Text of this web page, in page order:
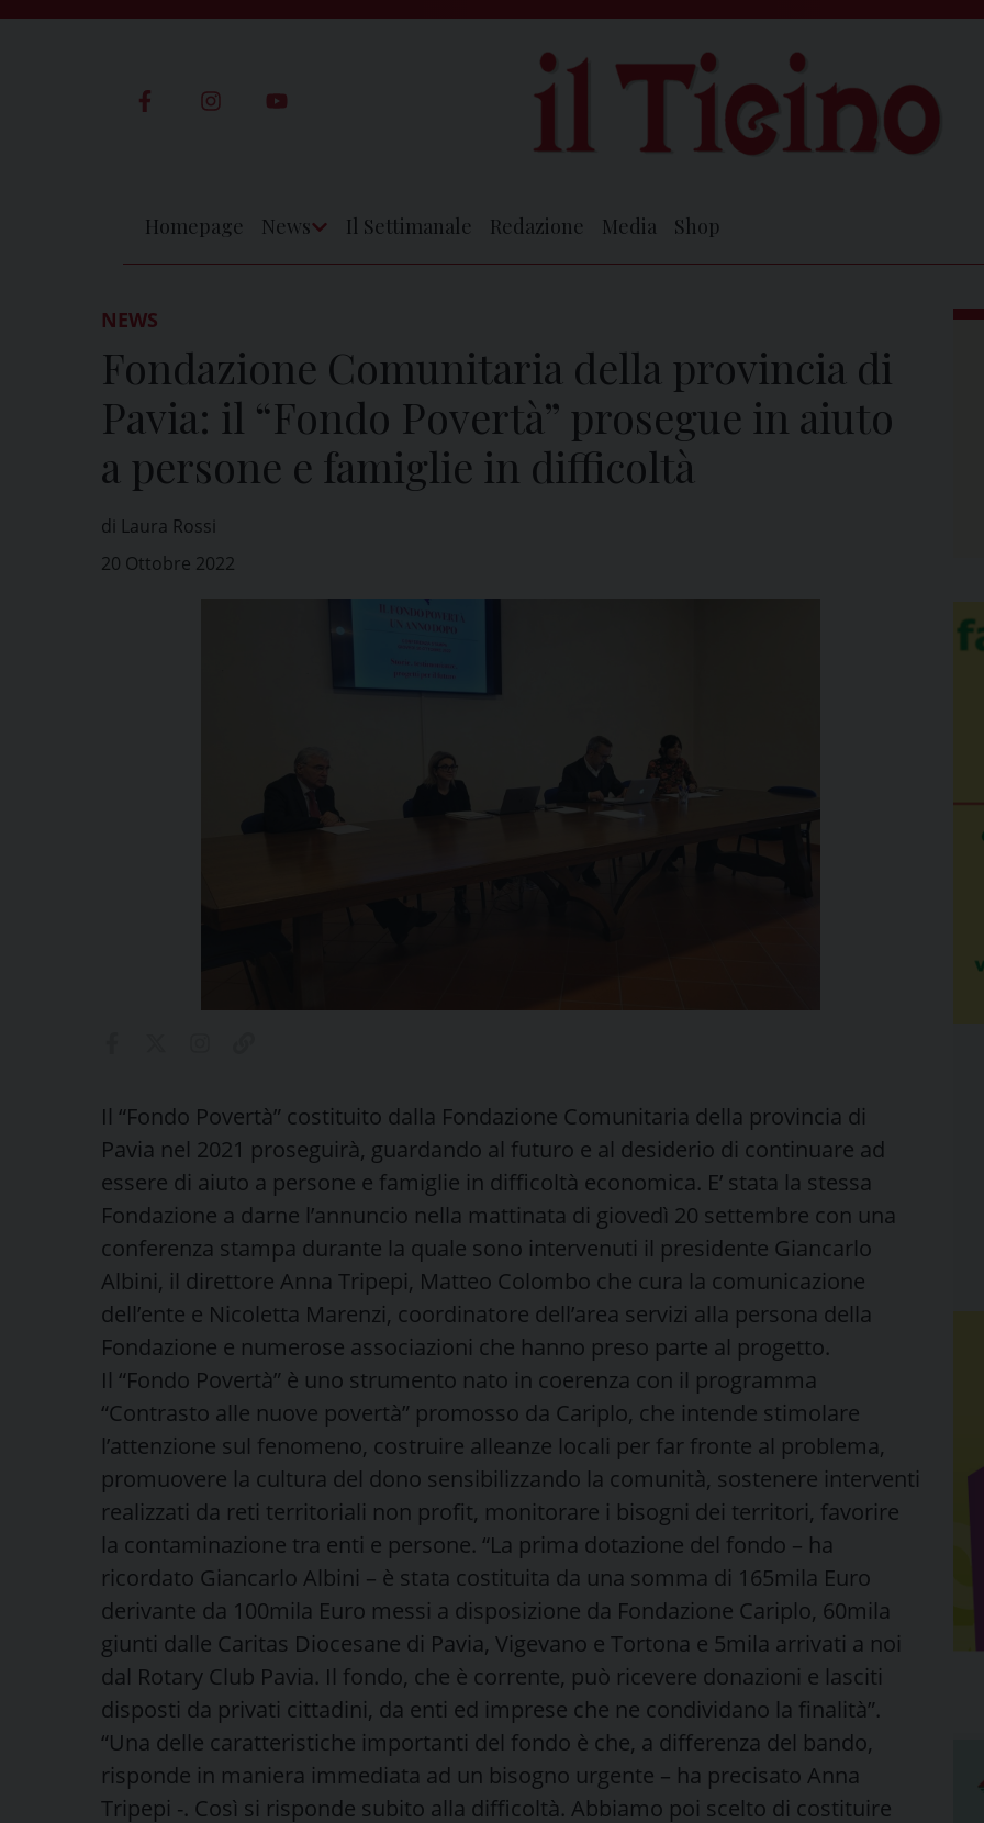
Homepage News Il Settimanale Redazione Media Shop
NEWS
Fondazione Comunitaria della provincia di
Pavia: il “Fondo Povertà” prosegue in aiuto
a persone e famiglie in difficoltà
di Laura Rossi
20 Ottobre 2022
Il “Fondo Povertà” costituito dalla Fondazione Comunitaria della provincia di
Pavia nel 2021 proseguirà, guardando al futuro e al desiderio di continuare ad
essere di aiuto a persone e famiglie in difficoltà economica. E’ stata la stessa
Fondazione a darne l’annuncio nella mattinata di giovedì 20 settembre con una
conferenza stampa durante la quale sono intervenuti il presidente Giancarlo
Albini, il direttore Anna Tripepi, Matteo Colombo che cura la comunicazione
dell’ente e Nicoletta Marenzi, coordinatore dell’area servizi alla persona della
Fondazione e numerose associazioni che hanno preso parte al progetto.
Il “Fondo Povertà” è uno strumento nato in coerenza con il programma
“Contrasto alle nuove povertà” promosso da Cariplo, che intende stimolare
l’attenzione sul fenomeno, costruire alleanze locali per far fronte al problema,
promuovere la cultura del dono sensibilizzando la comunità, sostenere interventi
realizzati da reti territoriali non profit, monitorare i bisogni dei territori, favorire
la contaminazione tra enti e persone. “La prima dotazione del fondo – ha
ricordato Giancarlo Albini – è stata costituita da una somma di 165mila Euro
derivante da 100mila Euro messi a disposizione da Fondazione Cariplo, 60mila
giunti dalle Caritas Diocesane di Pavia, Vigevano e Tortona e 5mila arrivati a noi
dal Rotary Club Pavia. Il fondo, che è corrente, può ricevere donazioni e lasciti
disposti da privati cittadini, da enti ed imprese che ne condividano la finalità”.
“Una delle caratteristiche importanti del fondo è che, a differenza del bando,
risponde in maniera immediata ad un bisogno urgente – ha precisato Anna
Tripepi -. Così si risponde subito alla difficoltà. Abbiamo poi scelto di costituire